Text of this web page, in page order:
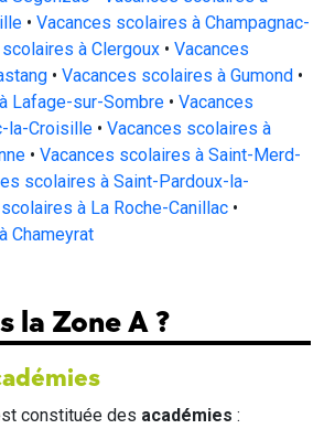
• Vacances scolaires à Champagnac-
à Clergoux • Vacances
• Vacances scolaires à Gumond •
Lafage-sur-Sombre • Vacances
la-Croisille • Vacances scolaires à
• Vacances scolaires à Saint-Merd-
scolaires à Saint-Pardoux-la-
à La Roche-Canillac •
Chameyrat
la Zone A ?
constituée des académies :